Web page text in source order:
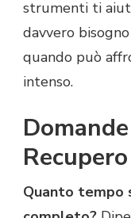
strumenti ti
davvero
quando può
intenso.
Quanto tempo